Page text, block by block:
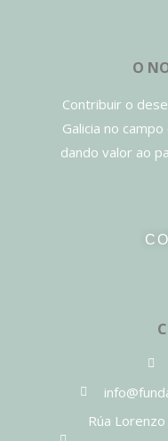
O
Contribuir o
Galicia no
dando valor ao
Rúa